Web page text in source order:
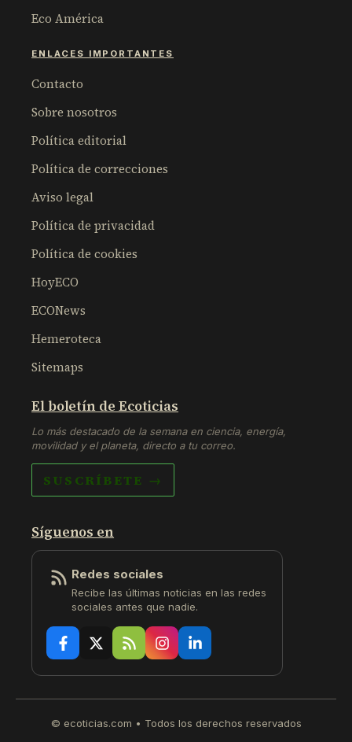
Eco América
ENLACES IMPORTANTES
Contacto
Sobre nosotros
Política editorial
Política de correcciones
Aviso legal
Política de privacidad
Política de cookies
HoyECO
ECONews
Hemeroteca
Sitemaps
El boletín de Ecoticias
Lo más destacado de la semana en ciencia, energía,
movilidad y el planeta, directo a tu correo.
SUSCRÍBETE →
Síguenos en
Redes sociales
Recibe las últimas noticias en las redes
sociales antes que nadie.
© ecoticias.com • Todos los derechos reservados